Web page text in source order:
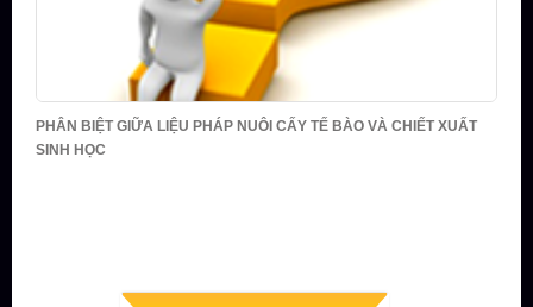
PHÂN BIỆT GIỮA LIỆU PHÁP NUÔI CẤY TẾ BÀO VÀ CHIẾT XUẤT
SINH HỌC